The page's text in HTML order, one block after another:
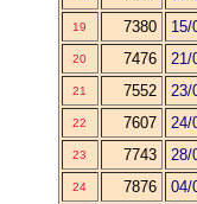
19 7380 15/
20 7476 21/
21 7552 23/
22 7607 24/
23 7743 28/
24 7876 04/